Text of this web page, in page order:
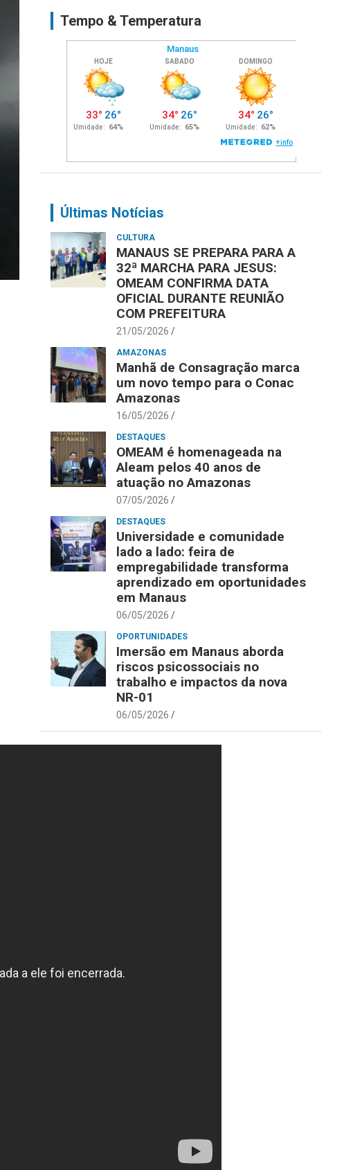
Tempo & Temperatura
Últimas Notícias
CULTURA
MANAUS SE PREPARA PARA A
32ª MARCHA PARA JESUS:
OMEAM CONFIRMA DATA
OFICIAL DURANTE REUNIÃO
COM PREFEITURA
21/05/2026
AMAZONAS
Manhã de Consagração marca
um novo tempo para o Conac
Amazonas
16/05/2026
DESTAQUES
OMEAM é homenageada na
Aleam pelos 40 anos de
atuação no Amazonas
07/05/2026
DESTAQUES
Universidade e comunidade
lado a lado: feira de
empregabilidade transforma
aprendizado em oportunidades
em Manaus
06/05/2026
OPORTUNIDADES
Imersão em Manaus aborda
riscos psicossociais no
trabalho e impactos da nova
NR-01
06/05/2026